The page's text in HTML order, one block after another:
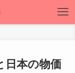
日本の物価